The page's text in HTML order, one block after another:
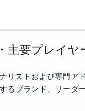
主要プレイヤ
リストおよび専門ア
るブランド、リーダ